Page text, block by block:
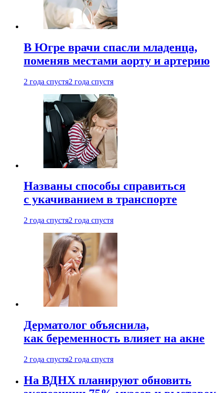
В Югре врачи спасли младенца,
поменяв местами аорту и артерию
2 года спустя2 года спустя
Названы способы справиться
с укачиванием в транспорте
2 года спустя2 года спустя
Дерматолог объяснила,
как беременность влияет на акне
2 года спустя2 года спустя
На ВДНХ планируют обновить